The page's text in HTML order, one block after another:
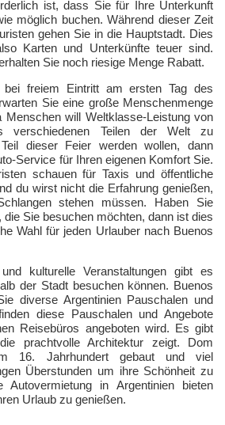
ist, dass Sie für Ihre Unterkunft
möglich buchen. Während dieser Zeit
gehen Sie in die Hauptstadt. Dies
Karten und Unterkünfte teuer sind.
Sie noch riesige Menge Rabatt.
bei freiem Eintritt am ersten Tag des
Sie eine große Menschenmenge
Menschen will Weltklasse-Leistung von
verschiedenen Teilen der Welt zu
dieser Feier werden wollen, dann
Service für Ihren eigenen Komfort Sie.
schauen für Taxis und öffentliche
du wirst nicht die Erfahrung genießen,
stehen müssen. Haben Sie
Sie besuchen möchten, dann ist dies
Wahl für jeden Urlauber nach Buenos
kulturelle Veranstaltungen gibt es
der Stadt besuchen können. Buenos
diverse Argentinien Pauschalen und
diese Pauschalen und Angebote
Reisebüros angeboten wird. Es gibt
prachtvolle Architektur zeigt. Dom
16. Jahrhundert gebaut und viel
Überstunden um ihre Schönheit zu
Autovermietung in Argentinien bieten
Urlaub zu genießen.